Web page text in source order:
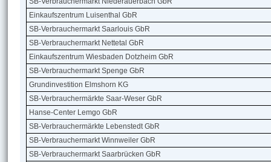
Einkaufszentrum Luisenthal GbR
SB-Verbrauchermarkt Saarlouis GbR
SB-Verbrauchermarkt Nettetal GbR
Einkaufszentrum Wiesbaden Dotzheim GbR
SB-Verbrauchermarkt Spenge GbR
Grundinvestition Elmshorn KG
SB-Verbrauchermärkte Saar-Weser GbR
Hanse-Center Lemgo GbR
SB-Verbrauchermärkte Lebenstedt GbR
SB-Verbrauchermarkt Winnweiler GbR
SB-Verbrauchermarkt Saarbrücken GbR